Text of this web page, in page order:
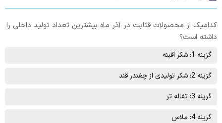
کدامیک از محصولات قثابت در آذر ماه بیشترین تعداد تولید داخلی را
داشته است؟
گزینه 1: شکر آفينه
گزینه 2: شکر توليدی از چغندر قند
گزینه 3: تفاله تر
گزینه 4: ملاس